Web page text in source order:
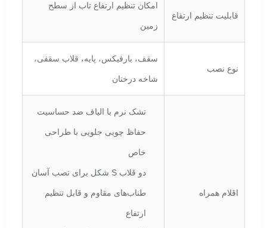
قابلیت تنظیم ارتفاع
امکان تنظیم ارتفاع تاب از سطح
زمین
نوع نصب
سقف، بارفیکس، پایه، قلاب سقفی،
شاخه درختان
اقلام همراه
تشک نرم با الیاف ضد حساسیت
حفاظ چوبی جلویی با طراحی
خاص
دو قلاب S شکل برای نصب آسان
طناب‌های مقاوم و قابل تنظیم
ارتفاع